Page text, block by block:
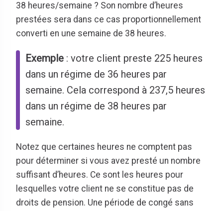
38 heures/semaine ? Son nombre d’heures
prestées sera dans ce cas proportionnellement
converti en une semaine de 38 heures.
Exemple : votre client preste 225 heures
dans un régime de 36 heures par
semaine. Cela correspond à 237,5 heures
dans un régime de 38 heures par
semaine.
Notez que certaines heures ne comptent pas
pour déterminer si vous avez presté un nombre
suffisant d’heures. Ce sont les heures pour
lesquelles votre client ne se constitue pas de
droits de pension. Une période de congé sans